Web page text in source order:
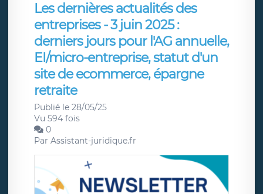
Les dernières actualités des
entreprises - 3 juin 2025 :
derniers jours pour l'AG annuelle,
EI/micro-entreprise, statut d'un
site de ecommerce, épargne
retraite
Publié le 28/05/25
Vu 594 fois
0
Par Assistant-juridique.fr